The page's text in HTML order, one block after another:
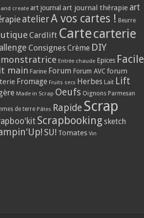
create art journal art journal thérapie art
atelierA vos cartes ! Beurre
Cardlift Cartecarterie
Consignes Crème DIY
Entrée chaude Epices Facile
main Farine Forum Forum AVCforum
Fromage Fruits secs Herbes Lait Lift
Made in Scrap Oeufs Oignons Parmesan
de terre Pâtes Rapide Scrap
Scrapbooking sketch
SU! Tomates Vin